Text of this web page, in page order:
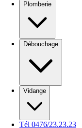
Plomberie
Débouchage
Vidange
Tél 0476/23.23.23